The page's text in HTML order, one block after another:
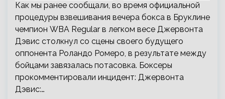
Как мы ранее сообщали, во время официальной
процедуры взвешивания вечера бокса в Бруклине
чемпион WBA Regular в легком весе Джервонта
Дэвис столкнул со сцены своего будущего
оппонента Роландо Ромеро, в результате между
бойцами завязалась потасовка. Боксеры
прокомментировали инцидент: Джервонта
Дэвис:…